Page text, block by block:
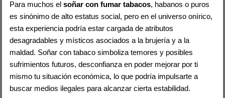
Para muchos elsoñar con fumar tabacos, habanos o puros
es sinónimo de alto estatus social, pero en el universo onírico,
esta experiencia podría estar cargada de atributos
desagradables y místicos asociados a la brujería y a la
maldad. Soñar con tabaco simboliza temores y posibles
sufrimientos futuros, desconfianza en poder mejorar por ti
mismo tu situación económica, lo que podría impulsarte a
buscar medios ilegales para alcanzar cierta estabilidad.